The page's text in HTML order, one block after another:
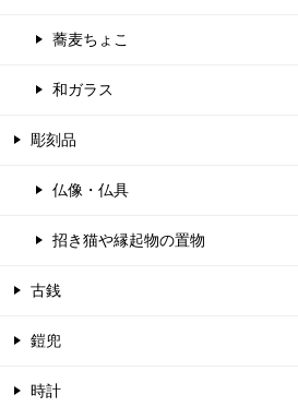
蕎麦ちょこ
和ガラス
彫刻品
仏像・仏具
招き猫や縁起物の置物
古銭
鎧兜
時計